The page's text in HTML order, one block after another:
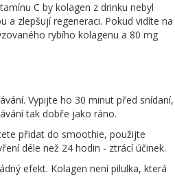
C by kolagen z drinku nebyl
a zlepšují regeneraci. Pokud vidíte na
rybího kolagenu a 80 mg
Vypijte ho 30 minut před snídaní,
tak dobře jako ráno.
přidat do smoothie, použijte
déle než 24 hodin - ztrácí účinek.
efekt. Kolagen není pilulka, která